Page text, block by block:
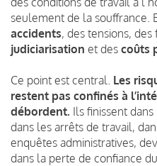
seulement de la souffrance.
accidents, des tensions,
judiciarisation et des coûts
Ce point est central. Les
restent pas confinés à
débordent. Ils finissent
dans les arrêts de travail,
enquêtes administratives,
dans la perte de confiance